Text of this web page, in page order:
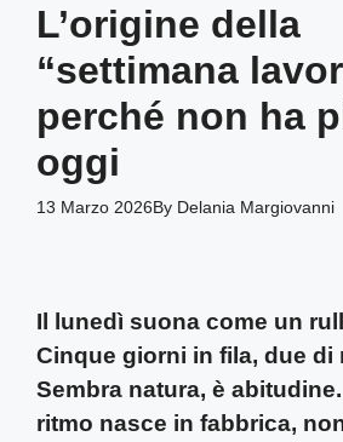
L’origine della
“settimana
perché non ha
oggi
13 Marzo 2026By Delania Margiovanni
Il lunedì suona come un
Cinque giorni in fila, due di
Sembra natura, è
ritmo nasce in fabbrica,